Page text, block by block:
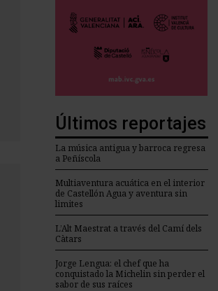
Últimos reportajes
La música antigua y barroca regresa
a Peñíscola
Multiaventura acuática en el interior
de Castellón Agua y aventura sin
limites
L’Alt Maestrat a través del Camí dels
Càtars
Jorge Lengua: el chef que ha
conquistado la Michelin sin perder el
sabor de sus raíces